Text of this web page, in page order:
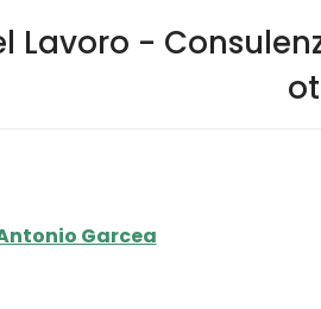
Lavoro -
Garcea